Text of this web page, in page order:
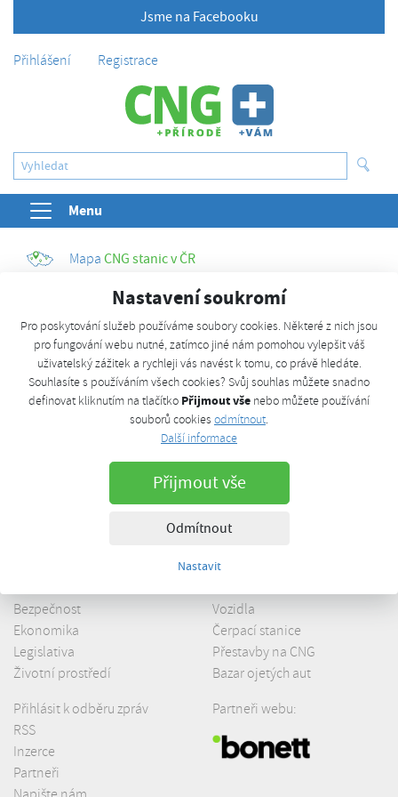
Nastavení soukromí
Pro poskytování služeb používáme soubory cookies. Některé z nich jsou
pro fungování webu nutné, zatímco jiné nám pomohou vylepšit váš
uživatelský zážitek a rychleji vás navést k tomu, co právě hledáte.
Souhlasíte s používáním všech cookies? Svůj souhlas můžete snadno
definovat kliknutím na tlačítko Přijmout vše nebo můžete používání
souborů cookies odmítnout.
Další informace
Přijmout vše
Odmítnout
Nastavit
Jsme na Facebooku
Přihlášení Registrace
Menu
Mapa CNG stanic v ČR
Kalkulačkaúspor
Příkladyz praxe
Vývojceny CNG
5 důvodů proč jezdit na CNG
CNG kartu
Bezpečnost
Ekonomika
Legislativa
Životní prostředí
Vozidla
Čerpací stanice
Přestavby na CNG
Bazar ojetých aut
Přihlásit k odběru zpráv
RSS
Inzerce
Partneři
Partneři webu: